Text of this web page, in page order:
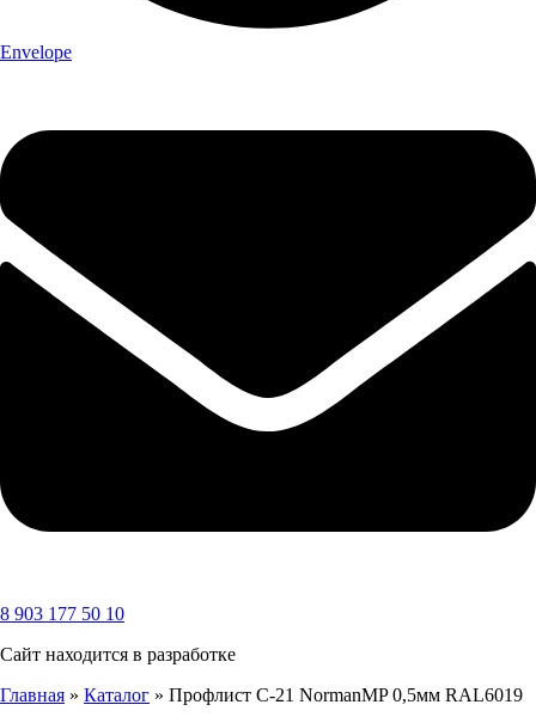
Envelope
8 903 177 50 10
Сайт находится в разработке
Главная » Каталог » Профлист С-21 NormanMP 0,5мм RAL6019